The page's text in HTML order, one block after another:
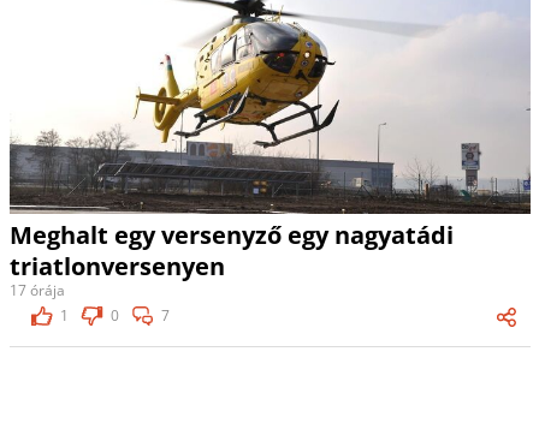
Meghalt egy versenyző egy nagyatádi
triatlonversenyen
17 órája
1
0 7